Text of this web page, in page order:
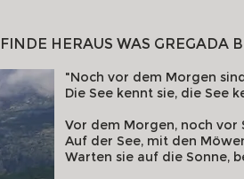
HERAUS WAS GREGADA
"Noch vor dem Morgen
Die See kennt sie, die See
Vor dem Morgen, noch vor
Auf der See, mit den
Warten sie auf die Sonne,